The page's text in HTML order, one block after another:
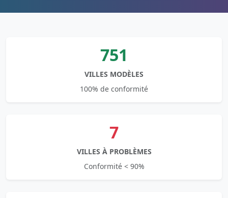
751
VILLES MODÈLES
100% de conformité
7
VILLES À PROBLÈMES
Conformité < 90%